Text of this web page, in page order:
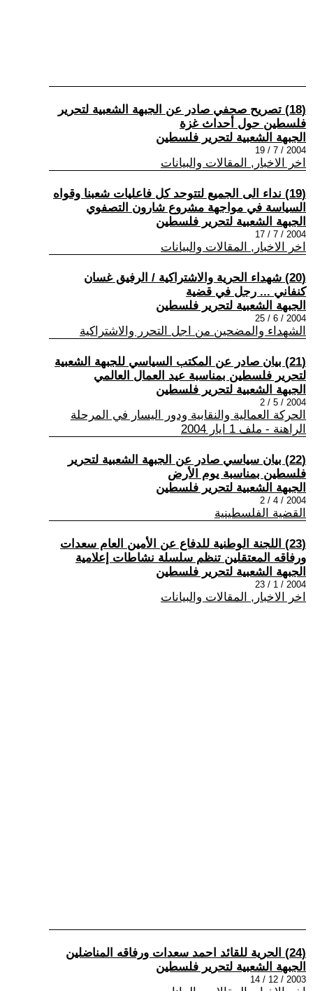
(18) تصريح صحفي صادر عن الجبهة الشعبية لتحرير
فلسطين حول أحداث غزة
الجبهة الشعبية لتحرير فلسطين
2004 / 7 / 19
اخر الاخبار, المقالات والبيانات
(19) نداء الى الجميع لتتوحد كل فاعليات شعبنا وقواه
السياسة في مواجهة مشروع شارون التصفوي
الجبهة الشعبية لتحرير فلسطين
2004 / 7 / 17
اخر الاخبار, المقالات والبيانات
(20) شهداء الحرية والاشتراكية / الرفيق غسان
كنفاني ... رجل في قضية
الجبهة الشعبية لتحرير فلسطين
2004 / 6 / 25
الشهداء والمضحين من اجل التحرر والاشتراكية
(21) بيان صادر عن المكتب السياسي للجبهة الشعبية
لتحرير فلسطين بمناسبة عيد العمال العالمي
الجبهة الشعبية لتحرير فلسطين
2004 / 5 / 2
الحركة العمالية والنقابية ودور اليسار في المرحلة
الراهنة - ملف 1 ايار 2004
(22) بيان سياسي صادر عن الجبهة الشعبية لتحرير
فلسطين بمناسبة يوم الأرض
الجبهة الشعبية لتحرير فلسطين
2004 / 4 / 2
القضية الفلسطينية
(23) اللجنة الوطنية للدفاع عن الأمين العام سعدات
ورفاقه المعتقلين تنظم سلسلة نشاطات إعلامية
الجبهة الشعبية لتحرير فلسطين
2004 / 1 / 23
اخر الاخبار, المقالات والبيانات
(24) الحرية للقائد احمد سعدات ورفاقه المناضلين
الجبهة الشعبية لتحرير فلسطين
2003 / 12 / 14